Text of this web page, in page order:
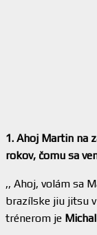
1. Ahoj Martin na
rokov, čomu sa
,, Ahoj, volám sa
brazílske jiu jitsu v
trénerom je